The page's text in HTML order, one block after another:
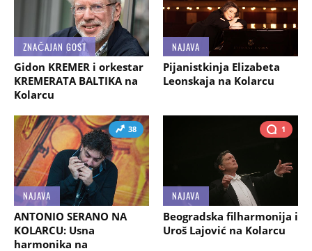
ZNAČAJAN GOST
Gidon KREMER i orkestar
KREMERATA BALTIKA na
Kolarcu
NAJAVA
Pijanistkinja Elizabeta
Leonskaja na Kolarcu
38
NAJAVA
ANTONIO SERANO NA
KOLARCU: Usna
harmonika na
1
NAJAVA
Beogradska filharmonija i
Uroš Lajović na Kolarcu